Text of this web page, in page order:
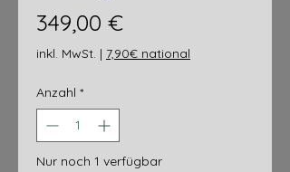
349,00 €Preis
inkl. MwSt. | 7,90€ national
Anzahl *
Nur noch 1 verfügbar